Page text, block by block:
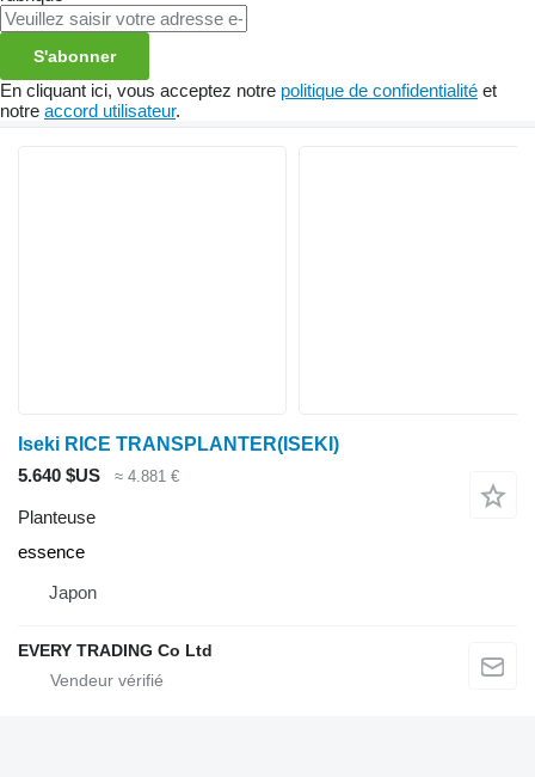
S'abonner
En cliquant ici, vous acceptez notre politique de confidentialité et
notre accord utilisateur.
Iseki RICE TRANSPLANTER(ISEKI)
5.640 $US
≈ 4.881 €
Planteuse
essence
Japon
EVERY TRADING Co Ltd